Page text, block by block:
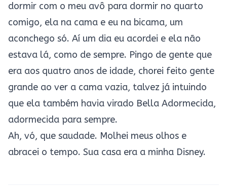
dormir com o meu avô para dormir no quarto
comigo, ela na cama e eu na bicama, um
aconchego só. Aí um dia eu acordei e ela não
estava lá, como de sempre. Pingo de gente que
era aos quatro anos de idade, chorei feito gente
grande ao ver a cama vazia, talvez já intuindo
que ela também havia virado Bella Adormecida,
adormecida para sempre.
Ah, vó, que saudade. Molhei meus olhos e
abracei o tempo. Sua casa era a minha Disney.